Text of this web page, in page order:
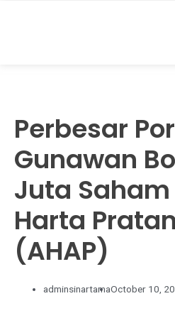
Perbesar
Gunawan
Juta
Harta
(AHAP)
adminsinartamaOctober 10,